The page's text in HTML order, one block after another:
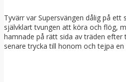
Tyvärr var Supersvängen dålig på ett
självklart tvungen att köra och flög,
hamnade på rätt sida av träden efter
senare trycka till honom och tejpa en